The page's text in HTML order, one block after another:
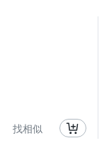
找相似